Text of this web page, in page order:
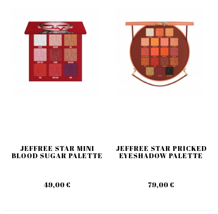
JEFFREE STAR MINI
BLOOD SUGAR PALETTE
49,00 €
JEFFREE STAR PRICKED
EYESHADOW PALETTE
79,00 €